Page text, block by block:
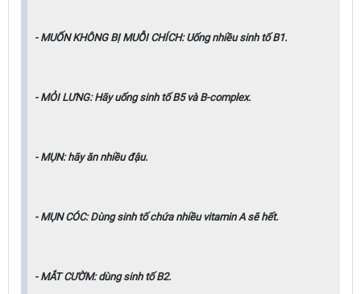
- MUỐN KHÔNG BỊ MUỖI CHÍCH: Uống nhiều sinh tố B1.
- MỎI LƯNG: Hãy uống sinh tố B5 và B-complex.
- MỤN: hãy ăn nhiều đậu.
- MỤN CÓC: Dùng sinh tố chứa nhiều vitamin A sẽ hết.
- MẮT CƯỜM: dùng sinh tố B2.